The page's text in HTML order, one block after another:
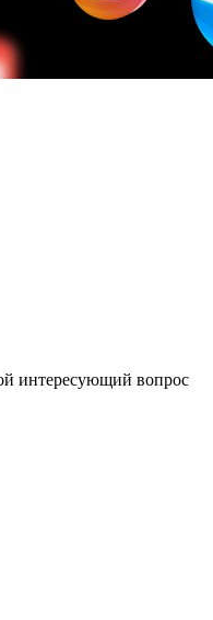
интересующий вопрос